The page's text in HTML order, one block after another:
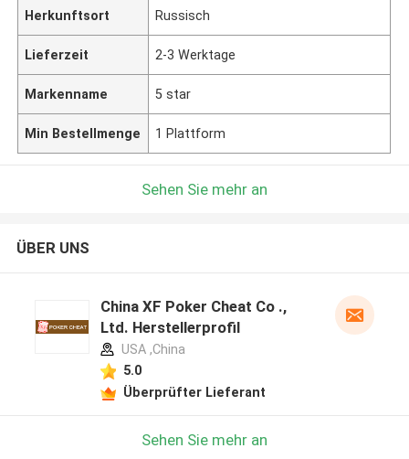
Herkunftsort Russisch
Lieferzeit 2-3 Werktage
Markenname 5 star
Min Bestellmenge 1 Plattform
Sehen Sie mehr an
ÜBER UNS
China XF Poker Cheat Co .,
Ltd. Herstellerprofil
USA ,China
5.0
Überprüfter Lieferant
Sehen Sie mehr an